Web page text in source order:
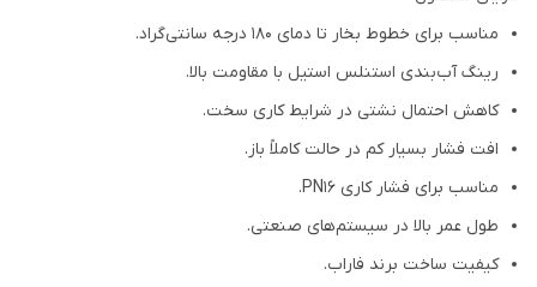
مناسب برای خطوط بخار تا دمای 180 درجه سانتی‌گراد.
رینگ آب‌بندی استنلس استیل با مقاومت بالا.
کاهش احتمال نشتی در شرایط کاری سخت.
افت فشار بسیار کم در حالت کاملاً باز.
مناسب برای فشار کاری PN16.
طول عمر بالا در سیستم‌های صنعتی.
کیفیت ساخت برند فاراب.